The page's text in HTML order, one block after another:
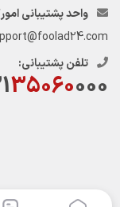
واحد پشتیبانی امور
تلفن پشتیبانی:
35060000